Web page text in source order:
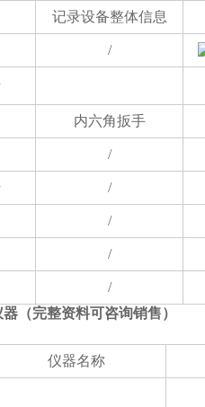
记录设备整体信息
/
内六角扳手
/
/
/
/
/
（完整资料可咨询销售）
仪器名称